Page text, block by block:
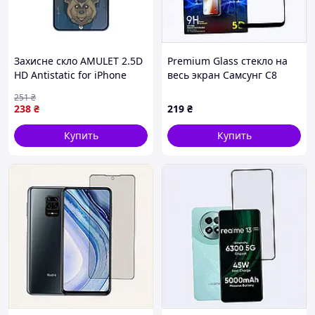
Захисне скло AMULET 2.5D
HD Antistatic for iPhone
238 ₴
251₴
Купить
Premium Glass стекло на
весь экран Самсунг С8
219 ₴
Купить